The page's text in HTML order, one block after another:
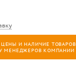
ЦЕНЫ И НАЛИЧИЕ ТОВАРОВ
МЕНЕДЖЕРОВ КОМПАНИИ